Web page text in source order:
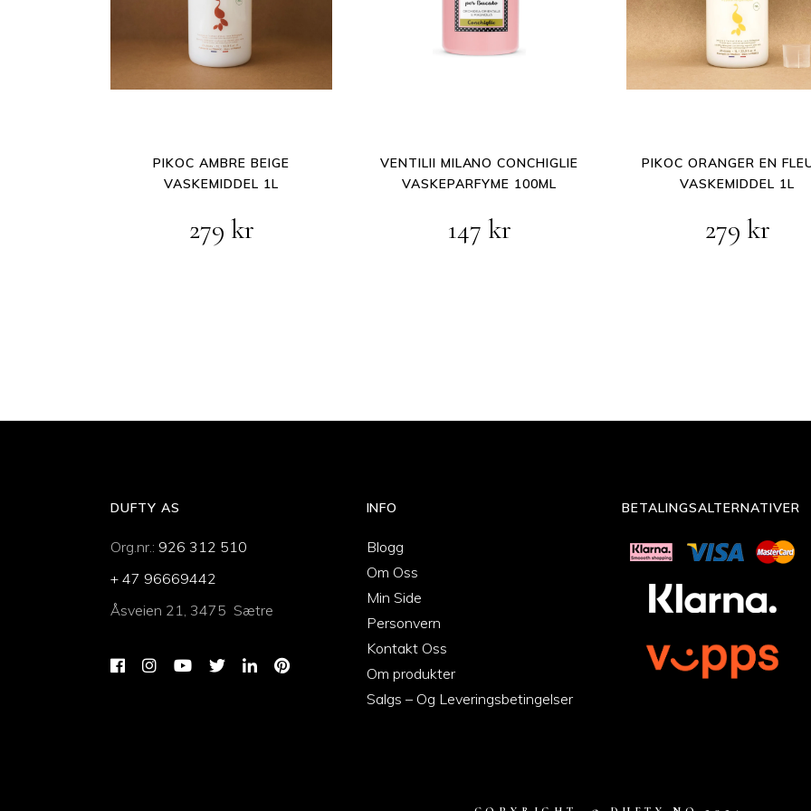
PIKOC AMBRE BEIGE
VASKEMIDDEL 1L
279 kr
VENTILII MILANO CONCHIGLIE
VASKEPARFYME 100ML
147 kr
PIKOC ORANGER EN
VASKEMIDDEL 1L
279 kr
DUFTY AS
Org.nr.: 926 312 510
+ 47 96669442
Åsveien 21, 3475 Sætre
INFO
Blogg
Om Oss
Min Side
Personvern
Kontakt Oss
Om produkter
Salgs – Og Leveringsbetingelser
BETALINGSALTERNATIVER